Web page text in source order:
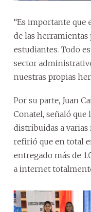
“Es importante que
de las herramientas
estudiantes. Todo
sector
nuestras propias
Por su parte, Juan
Conatel, señaló que
distribuidas a
refirió que en total
entregado más de
a internet